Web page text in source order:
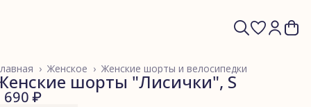
Женские шорты и велосипедки
Женское ›
›
шорты "Лисички", S
690 ₽